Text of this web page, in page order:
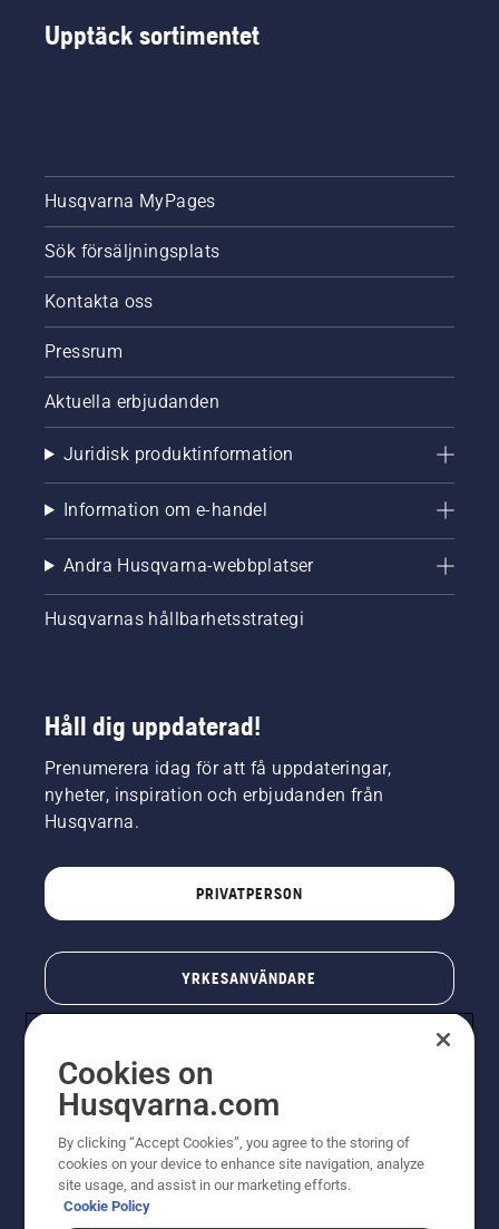
Upptäck sortimentet
Husqvarna MyPages
Sök försäljningsplats
Kontakta oss
Pressrum
Aktuella erbjudanden
Juridisk produktinformation
Information om e-handel
Andra Husqvarna-webbplatser
Husqvarnas hållbarhetsstrategi
Håll dig uppdaterad!
Prenumerera idag för att få uppdateringar,
nyheter, inspiration och erbjudanden från
Husqvarna.
PRIVATPERSON
YRKESANVÄNDARE
© Husqvarna AB (publ). All rights reserved. Priserna
Cookies on
Husqvarna.com
By clicking “Accept Cookies”, you agree to the storing of
cookies on your device to enhance site navigation, analyze
site usage, and assist in our marketing efforts.
Cookie Policy